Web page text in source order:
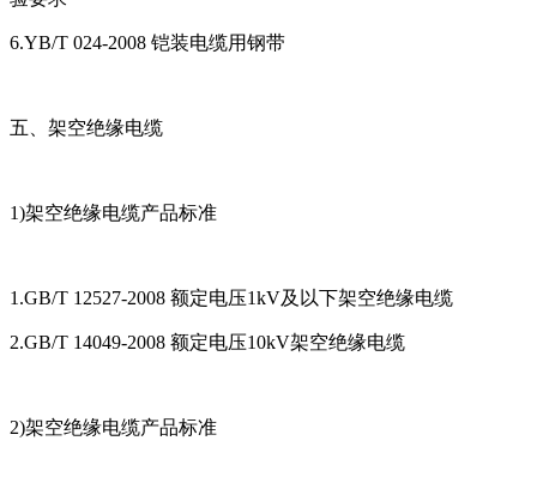
6.YB/T 024-2008 铠装电缆用钢带
五、架空绝缘电缆
1)架空绝缘电缆产品标准
1.GB/T 12527-2008 额定电压1kV及以下架空绝缘电缆
2.GB/T 14049-2008 额定电压10kV架空绝缘电缆
2)架空绝缘电缆产品标准